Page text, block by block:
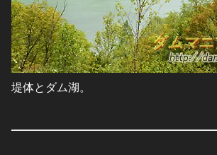
堤体とダム湖。